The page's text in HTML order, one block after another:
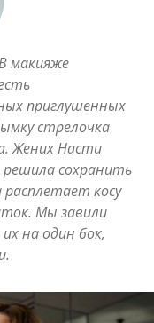
макияже
приглушенных
стрелочка
Жених Насти
сохранить
косу
Мы завили
на один бок,